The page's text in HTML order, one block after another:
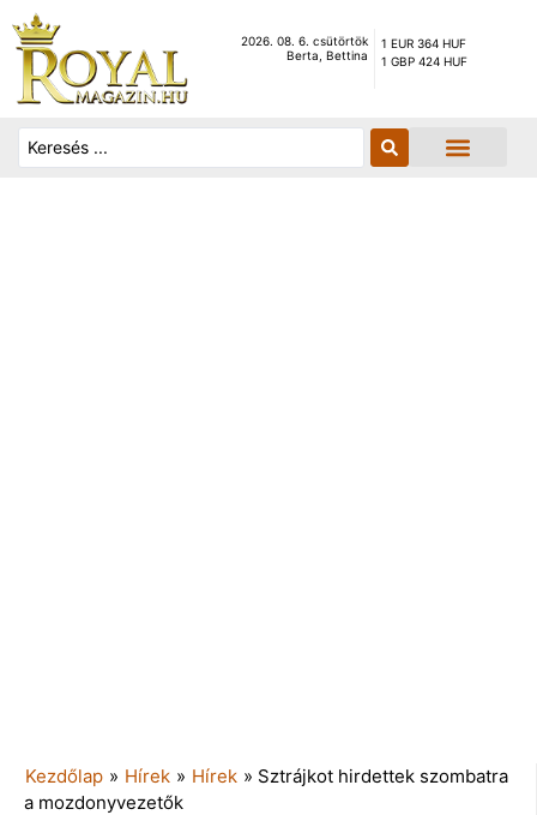
2026. 08. 6. csütörtök
Berta, Bettina
1 EUR 364 HUF
1 GBP 424 HUF
Kezdőlap » Hírek » Hírek » Sztrájkot hirdettek szombatra
a mozdonyvezetők